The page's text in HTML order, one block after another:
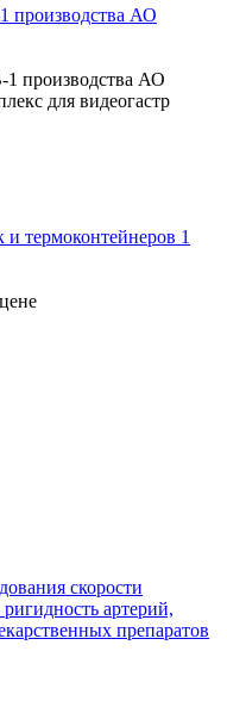
производства АО
производства АО
для видеогастр
и термоконтейнеров 1
скорости
артерий,
препаратов